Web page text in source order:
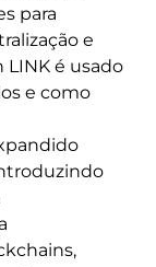
para
e
LINK é usado
e como